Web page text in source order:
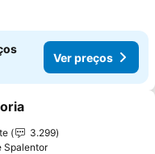
Ver preços
aos favoritos
3.299
Spalentor